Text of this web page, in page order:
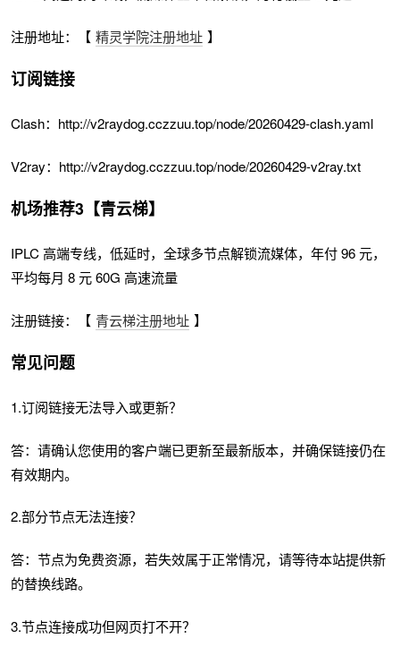
注册地址：【 精灵学院注册地址 】
订阅链接
Clash：http://v2raydog.cczzuu.top/node/20260429-clash.yaml
V2ray：http://v2raydog.cczzuu.top/node/20260429-v2ray.txt
机场推荐3【青云梯】
IPLC 高端专线，低延时，全球多节点解锁流媒体，年付 96 元，
平均每月 8 元 60G 高速流量
注册链接：【 青云梯注册地址 】
常见问题
1.订阅链接无法导入或更新？
答：请确认您使用的客户端已更新至最新版本，并确保链接仍在
有效期内。
2.部分节点无法连接？
答：节点为免费资源，若失效属于正常情况，请等待本站提供新
的替换线路。
3.节点连接成功但网页打不开？